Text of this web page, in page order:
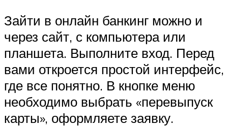
Зайти в онлайн банкинг можно и
через сайт, с компьютера или
планшета. Выполните вход. Перед
вами откроется простой интерфейс,
где все понятно. В кнопке меню
необходимо выбрать «перевыпуск
карты», оформляете заявку.